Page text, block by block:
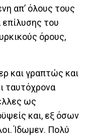
απ’ όλους τους
επίλυσης του
όρους,
και γραπτώς και
ταυτόχρονα
ως
και, εξ όσων
Ίδωμεν. Πολύ